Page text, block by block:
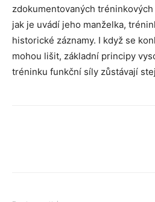
zdokumentovaných
jak je uvádí jeho manželka,
historické záznamy. I když se
mohou lišit, základní principy
tréninku funkční síly zůstávají